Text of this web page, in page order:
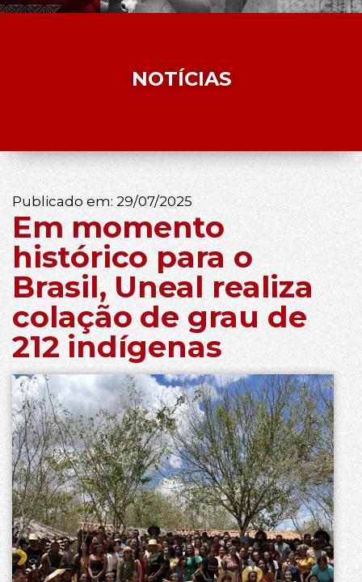
NOTÍCIAS
Publicado em: 29/07/2025
Em momento
histórico para o
Brasil, Uneal realiza
colação de grau de
212 indígenas